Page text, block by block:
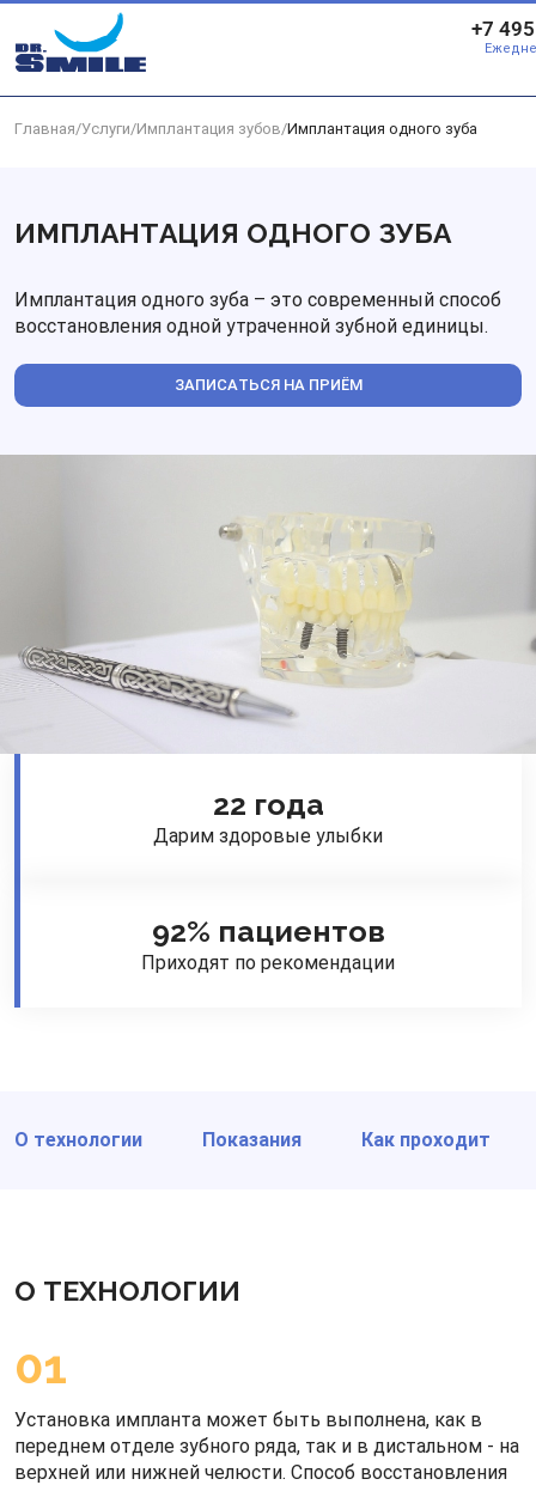
Перейти к основному контенту
+7
Главная/Услуги/Имплантация зубов/Имплантация одного зуба
ИМПЛАНТАЦИЯ ОДНОГО ЗУБА
Имплантация одного зуба – это современный способ
восстановления одной утраченной зубной единицы.
ЗАПИСАТЬСЯ НА ПРИЁМ
22 года
Дарим здоровые улыбки
92% пациентов
Приходят по рекомендации
О технологии Показания Как проходит
О ТЕХНОЛОГИИ
01
Установка импланта может быть выполнена, как в
переднем отделе зубного ряда, так и в дистальном - на
верхней или нижней челюсти. Способ восстановления